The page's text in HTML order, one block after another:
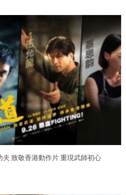
致敬香港動作片 重現武師初心